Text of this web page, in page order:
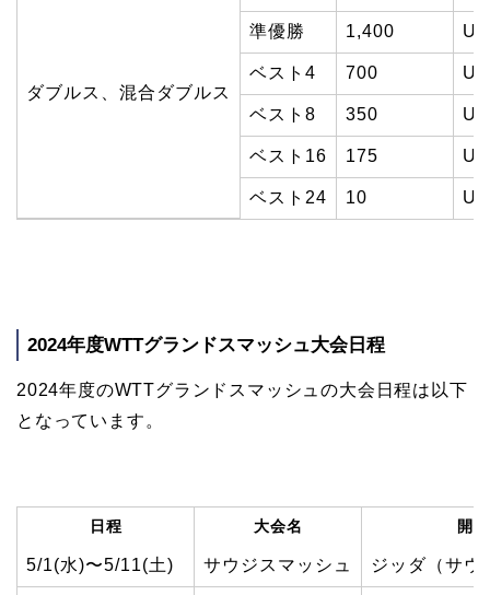
ダブルス、混合ダブルス
準優勝 1,400
ベスト4 700
ベスト8 350
ベスト16 175
ベスト24 10
2024年度WTTグランドスマッシュ大会日程
2024年度のWTTグランドスマッシュの大会日程は以下
となっています。
日程 大会名 開
5/1(水)〜5/11(土) サウジスマッシュ ジッダ（サウ